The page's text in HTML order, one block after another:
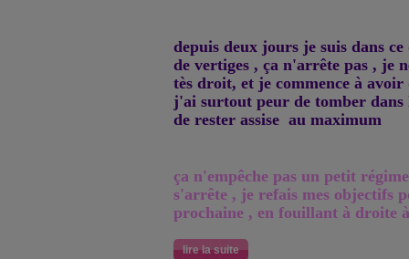
depuis deux jours je suis dans
de vertiges , ça n'arrête pas , je
tès droit, et je commence à avoir
j'ai surtout peur de tomber dans
de rester assise au maximum
ça n'empêche pas un petit
s'arrête , je refais mes objectifs
prochaine , en fouillant à droite
lire la suite